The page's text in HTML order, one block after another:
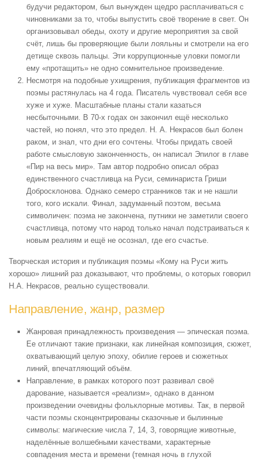
будучи редактором, был вынужден щедро расплачиваться с
чиновниками за то, чтобы выпустить своё творение в свет. Он
организовывал обеды, охоту и другие мероприятия за свой
счёт, лишь бы проверяющие были лояльны и смотрели на его
детище сквозь пальцы. Эти коррупционные уловки помогли
ему «протащить» не одно сомнительное произведение.
Несмотря на подобные ухищрения, публикация фрагментов из
поэмы растянулась на 4 года. Писатель чувствовал себя все
хуже и хуже. Масштабные планы стали казаться
несбыточными. В 70-х годах он закончил ещё несколько
частей, но понял, что это предел. Н. А. Некрасов был болен
раком, и знал, что дни его сочтены. Чтобы придать своей
работе смысловую законченность, он написал Эпилог в главе
«Пир на весь мир». Там автор подробно описал образ
единственного счастливца на Руси, семинариста Гриши
Добросклонова. Однако семеро странников так и не нашли
того, кого искали. Финал, задуманный поэтом, весьма
символичен: поэма не закончена, путники не заметили своего
счастливца, потому что народ только начал подстраиваться к
новым реалиям и ещё не осознал, где его счастье.
Творческая история и публикация поэмы «Кому на Руси жить
хорошо» лишний раз доказывают, что проблемы, о которых говорил
Н.А. Некрасов, реально существовали.
Направление, жанр, размер
Жанровая принадлежность произведения — эпическая поэма.
Ее отличают такие признаки, как линейная композиция, сюжет,
охватывающий целую эпоху, обилие героев и сюжетных
линий, впечатляющий объём.
Направление, в рамках которого поэт развивал своё
дарование, называется «реализм», однако в данном
произведении очевидны фольклорные мотивы. Так, в первой
части поэмы сконцентрированы сказочные и былинные
символы: магические числа 7, 14, 3, говорящие животные,
наделённые волшебными качествами, характерные
совпадения места и времени (темная ночь в глухой